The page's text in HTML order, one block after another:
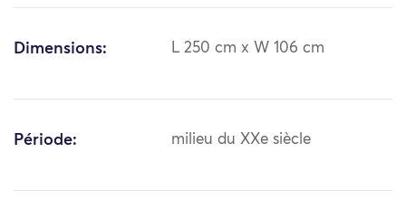
Dimensions: L 250 cm x W 106 cm
Période: milieu du XXe siècle